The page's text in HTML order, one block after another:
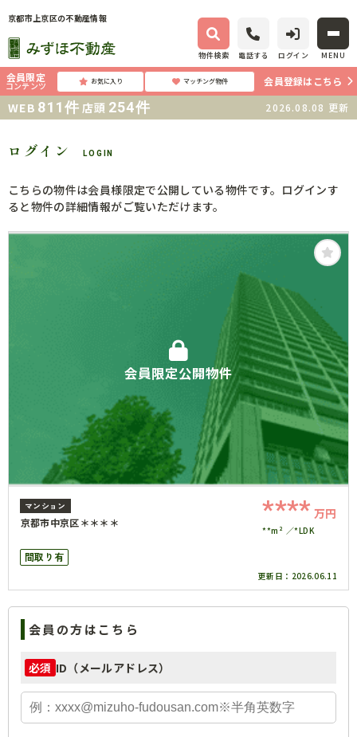
京都市上京区の不動産情報
物件検索 電話する ログイン MENU
会員限定
コンテンツ お気に入り マッチング物件 会員登録はこちら
WEB 811件 店頭 254件 2026.08.08 更新
ログイン LOGIN
こちらの物件は会員様限定で公開している物件です。ログインす
ると物件の詳細情報がご覧いただけます。
会員限定公開物件
マンション
京都市中京区＊＊＊＊ **** 万円
**m² *LDK
間取り有
更新日： 2026.06.11
会員の方はこちら
必須 ID（メールアドレス）